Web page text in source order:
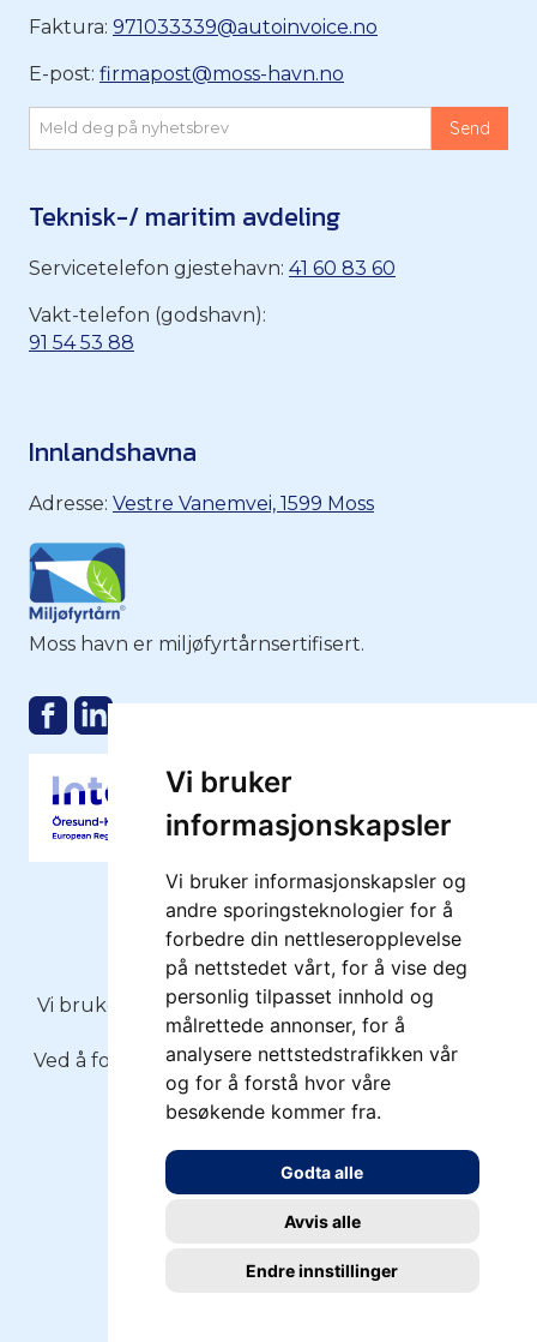
Vi bruker
informasjonskapsler
Vi bruker informasjonskapsler og
andre sporingsteknologier for å
forbedre din nettleseropplevelse
på nettstedet vårt, for å vise deg
personlig tilpasset innhold og
målrettede annonser, for å
analysere nettstedstrafikken vår
og for å forstå hvor våre
besøkende kommer fra.
Godta alle
Avvis alle
Endre innstillinger
Faktura: 971033339@autoinvoice.no
E-post: firmapost@moss-havn.no
Teknisk-/ maritim avdeling
Servicetelefon gjestehavn: 41 60 83 60
Vakt-telefon (godshavn):
91 54 53 88
Innlandshavna
Adresse: Vestre Vanemvei, 1599 Moss
Moss havn er miljøfyrtårnsertifisert.
Copyright 2026 - Moss Havn KF
Vi bruker
informasjonskapsler(cookies) på moss-
havn.no
Ved å fortsette å bruke siden, forutsetter vi at du
samtykker.
Personvernserklæring
Oppdater cookies